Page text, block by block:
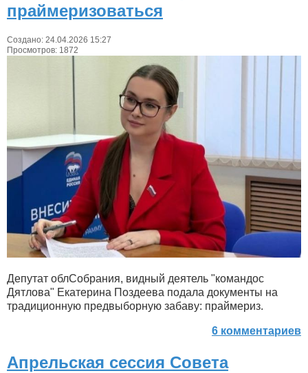
праймеризоваться
Создано: 24.04.2026 15:27
Просмотров: 1872
Депутат облСобрания, видный деятель "командос
Дятлова" Екатерина Поздеева подала документы на
традиционную предвыборную забаву: праймериз.
6 комментариев
Апрельская сессия Совета